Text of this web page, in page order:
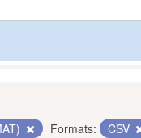
Formats: CSV